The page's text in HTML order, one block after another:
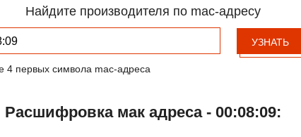
Найдите производителя по mac-адресу
УЗНАТЬ
4 первых символа mac-адреса
Расшифровка мак адреса - 00:08:09: